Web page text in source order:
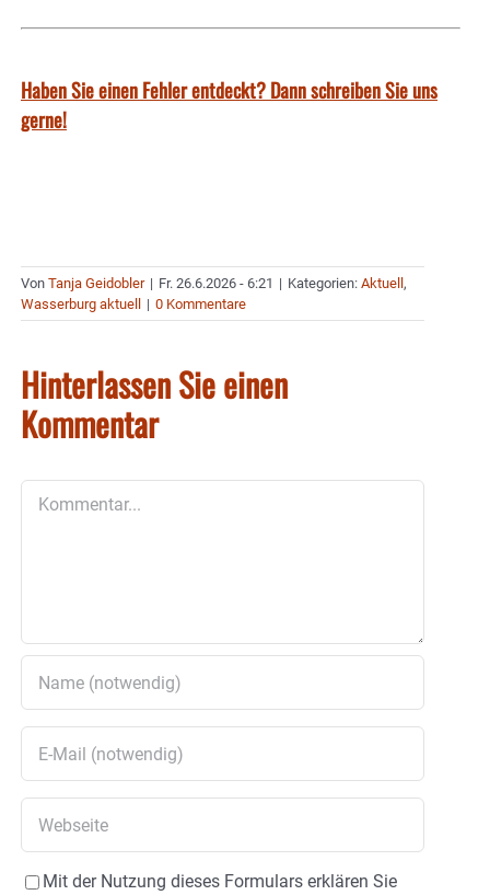
Haben Sie einen Fehler entdeckt? Dann schreiben Sie uns
gerne!
Von Tanja Geidobler | Fr. 26.6.2026 - 6:21 | Kategorien: Aktuell ,
Wasserburg aktuell
| 0 Kommentare
Hinterlassen Sie einen
Kommentar
Mit der Nutzung dieses Formulars erklären Sie